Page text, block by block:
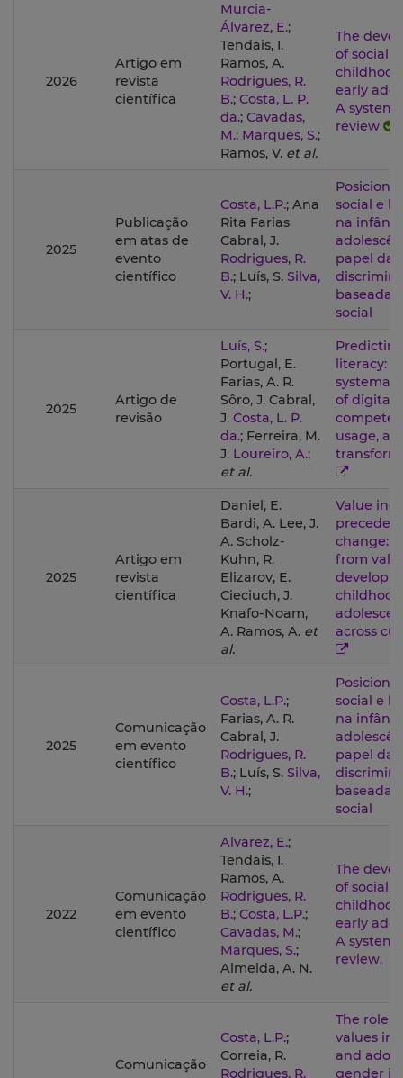
2026
Artigo em
revista
científica
Murcia-
Álvarez, E.;
Tendais, I.
Ramos, A.
Rodrigues, R.
B.; Costa, L. P.
da.; Cavadas,
M.; Marques, S.;
Ramos, V. et al.
The
of social
early
A
review
2025
Publicação
em atas de
evento
científico
Costa, L.P.; Ana
Rita Farias
Cabral, J.
Rodrigues, R.
B.; Luís, S. Silva,
V. H.;
social e
na
papel da
baseada
social
2025
Artigo de
revisão
Luís, S.;
Portugal, E.
Farias, A. R.
Sôro, J. Cabral,
J. Costa, L. P.
da.; Ferreira, M.
J. Loureiro, A.;
et al.
literacy: A
of digital
usage,
2025
Artigo em
revista
científica
Daniel, E.
Bardi, A. Lee, J.
A. Scholz-
Kuhn, R.
Elizarov, E.
Cieciuch, J.
Knafo-Noam,
A. Ramos, A. et
al.
Value
precedes
change:
from
across
2025
Comunicação
em evento
científico
Costa, L.P.;
Farias, A. R.
Cabral, J.
Rodrigues, R.
B.; Luís, S. Silva,
V. H.;
social e
na
papel da
baseada
social
2022
Comunicação
em evento
científico
Alvarez, E.;
Tendais, I.
Ramos, A.
Rodrigues, R.
B.; Costa, L.P.;
Cavadas, M.;
Marques, S.;
Almeida, A. N.
et al.
The
of social
early
A
review.
Comunicação
Costa, L.P.;
Correia, R.
Rodrigues, R.
The role
values in
and
gender